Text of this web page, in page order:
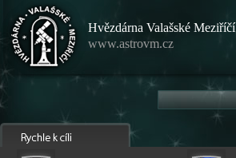
Hvězdárna Valašské Meziříčí
www.astrovm.cz